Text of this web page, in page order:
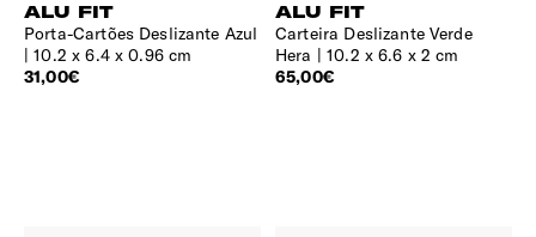
ALU FIT
Porta-Cartões Deslizante Azul
10.2 x 6.4 x 0.96 cm
31,00€
ALU FIT
Carteira Deslizante Verde
Hera
10.2 x 6.6 x 2 cm
65,00€